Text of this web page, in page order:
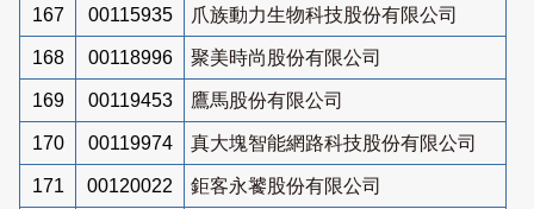
167 00115935 爪族動力生物科技股份有限公司
168 00118996 聚美時尚股份有限公司
169 00119453 鷹馬股份有限公司
170 00119974 真大塊智能網路科技股份有限公司
171 00120022 鉅客永饕股份有限公司